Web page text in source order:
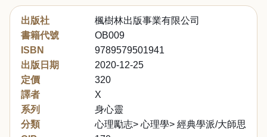
出版社
楓樹林出版事業有限公司
書籍代號
OB009
ISBN
9789579501941
出版日期
2020-12-25
定價
320
譯者
X
系列
身心靈
分類
心理勵志> 心理學> 經典學派/大師思想